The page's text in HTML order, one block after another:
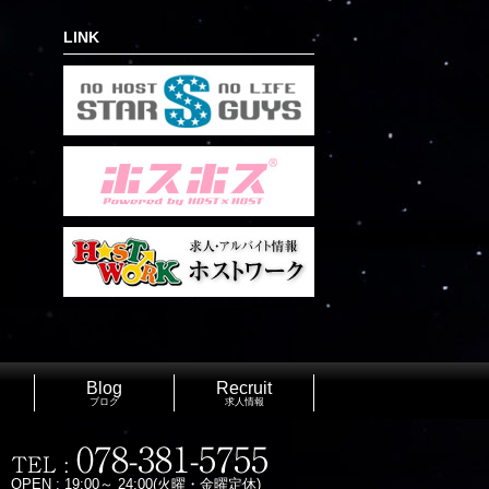
LINK
Blog
ブログ
Recruit
求人情報
OPEN : 19:00～ 24:00(火曜・金曜定休)